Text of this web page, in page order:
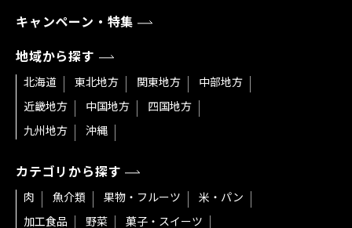
キャンペーン・特集
地域から探す
北海道 東北地方 関東地方
中部地方
近畿地方
中国地方
四国地方
九州地方
沖縄
カテゴリから探す
肉 魚介類 果物・フルーツ
米・パン
加工食品
野菜
菓子・スイーツ